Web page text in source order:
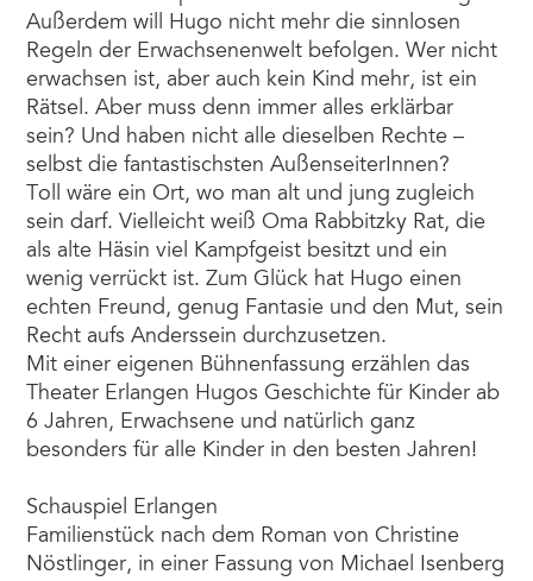
Außerdem will Hugo nicht mehr die sinnlosen
Regeln der Erwachsenenwelt befolgen. Wer nicht
erwachsen ist, aber auch kein Kind mehr, ist ein
Rätsel. Aber muss denn immer alles erklärbar
sein? Und haben nicht alle dieselben Rechte –
selbst die fantastischsten AußenseiterInnen?
Toll wäre ein Ort, wo man alt und jung zugleich
sein darf. Vielleicht weiß Oma Rabbitzky Rat, die
als alte Häsin viel Kampfgeist besitzt und ein
wenig verrückt ist. Zum Glück hat Hugo einen
echten Freund, genug Fantasie und den Mut, sein
Recht aufs Anderssein durchzusetzen.
Mit einer eigenen Bühnenfassung erzählen das
Theater Erlangen Hugos Geschichte für Kinder ab
6 Jahren, Erwachsene und natürlich ganz
besonders für alle Kinder in den besten Jahren!
Schauspiel Erlangen
Familienstück nach dem Roman von Christine
Nöstlinger, in einer Fassung von Michael Isenberg